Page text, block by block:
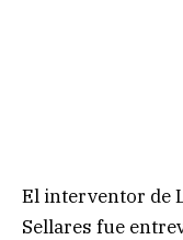
El interventor de
Sellares fue